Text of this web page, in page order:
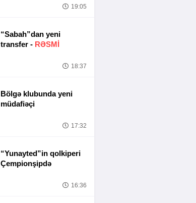
19:05
“Sabah”dan yeni
transfer - RƏSMİ
18:37
Bölgə klubunda yeni
müdafiəçi
17:32
“Yunayted”in qolkiperi
Çempionşipdə
16:36